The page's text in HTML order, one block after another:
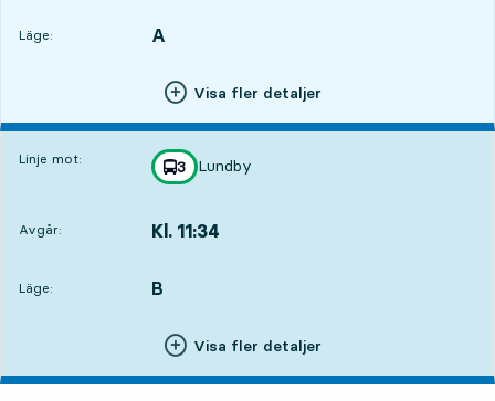
Läge:
LÄGE, A
,
Visa fler detaljer
Linje mot: linje
3
mot
Lundby
,
Avgår: Kl. 11:34
Läge:
LÄGE, B
,
Visa fler detaljer